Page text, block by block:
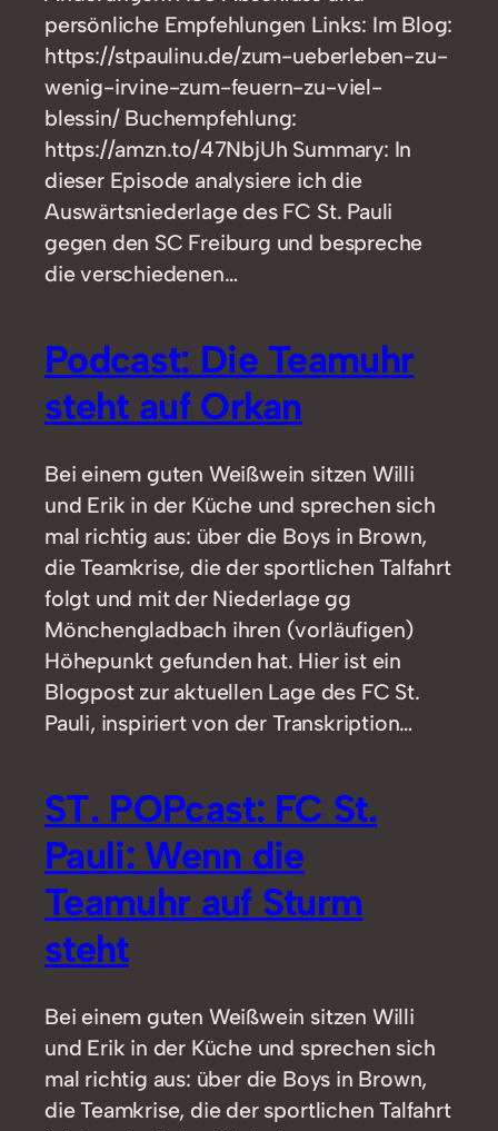
persönliche Empfehlungen Links: Im Blog:
https://stpaulinu.de/zum-ueberleben-zu-
wenig-irvine-zum-feuern-zu-viel-
blessin/ Buchempfehlung:
https://amzn.to/47NbjUh Summary: In
dieser Episode analysiere ich die
Auswärtsniederlage des FC St. Pauli
gegen den SC Freiburg und bespreche
die verschiedenen…
Podcast: Die Teamuhr
steht auf Orkan
Bei einem guten Weißwein sitzen Willi
und Erik in der Küche und sprechen sich
mal richtig aus: über die Boys in Brown,
die Teamkrise, die der sportlichen Talfahrt
folgt und mit der Niederlage gg
Mönchengladbach ihren (vorläufigen)
Höhepunkt gefunden hat. Hier ist ein
Blogpost zur aktuellen Lage des FC St.
Pauli, inspiriert von der Transkription…
ST. POPcast: FC St.
Pauli: Wenn die
Teamuhr auf Sturm
steht
Bei einem guten Weißwein sitzen Willi
und Erik in der Küche und sprechen sich
mal richtig aus: über die Boys in Brown,
die Teamkrise, die der sportlichen Talfahrt